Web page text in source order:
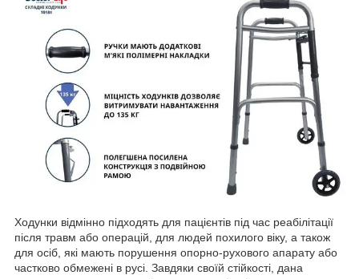
Ходунки відмінно підходять для пацієнтів під час реабілітації
після травм або операцій, для людей похилого віку, а також
для осіб, які мають порушення опорно-рухового апарату або
частково обмежені в русі. Завдяки своїй стійкості, дана